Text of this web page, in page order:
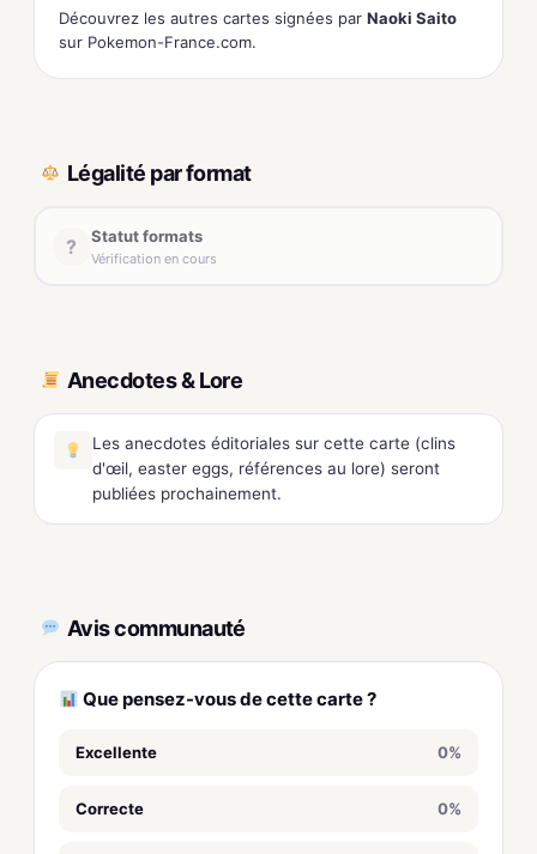
Découvrez les autres cartes signées par Naoki Saito
sur Pokemon-France.com.
Légalité par format
? Statut formats
Vérification en cours
Anecdotes & Lore
Les anecdotes éditoriales sur cette carte (clins
d'œil, easter eggs, références au lore) seront
publiées prochainement.
Avis communauté
Que pensez-vous de cette carte ?
Excellente 0%
Correcte 0%